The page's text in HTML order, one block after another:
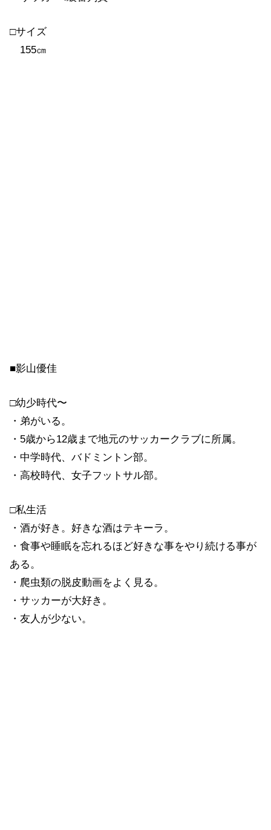
□サイズ
155㎝
■影山優佳
□幼少時代〜
・弟がいる。
・5歳から12歳まで地元のサッカークラブに所属。
・中学時代、バドミントン部。
・高校時代、女子フットサル部。
□私生活
・酒が好き。好きな酒はテキーラ。
・食事や睡眠を忘れるほど好きな事をやり続ける事が
ある。
・爬虫類の脱皮動画をよく見る。
・サッカーが大好き。
・友人が少ない。